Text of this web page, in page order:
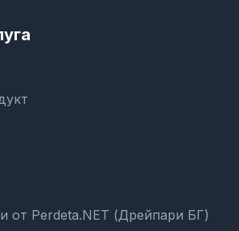
от Perdeta.NET (Дрейпари БГ)